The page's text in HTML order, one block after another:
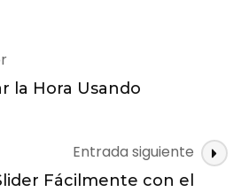
la Hora Usando
Entrada siguiente
Fácilmente con el